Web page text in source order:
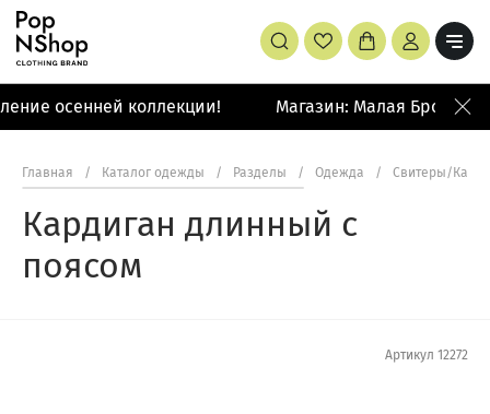
осенней коллекции! Магазин: Малая Бронная
Главная / Каталог одежды / Разделы / Одежда / Свитеры/
Кардиган длинный с
поясом
Артикул 12272